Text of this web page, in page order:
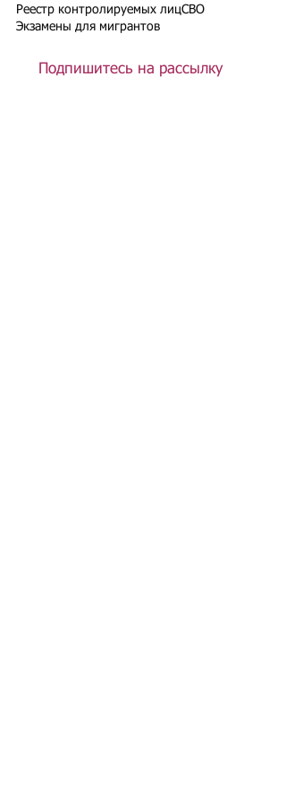
Реестр контролируемых лицСВО
Экзамены для мигрантов
Подпишитесь на рассылку